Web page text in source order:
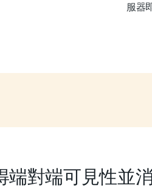
服器
端對端可見性並